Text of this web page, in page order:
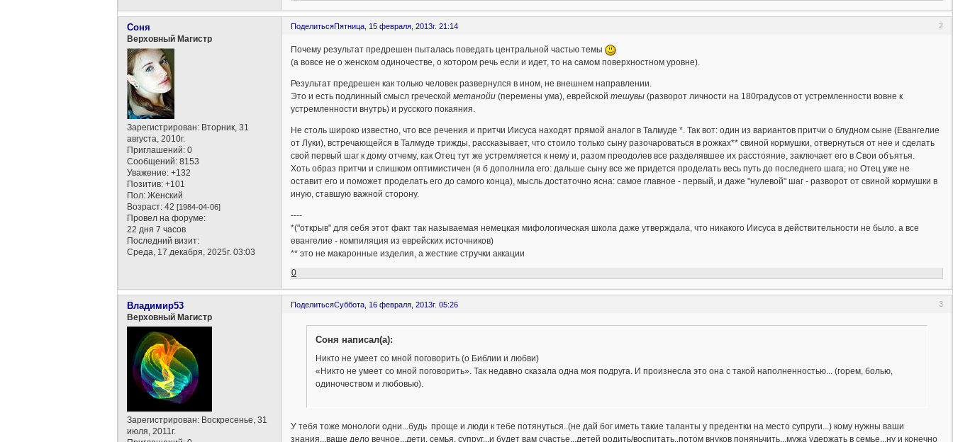
Поделиться 2
Пятница, 15 февраля, 2013г. 21:14
Соня
Верховный Магистр
Зарегистрирован: Вторник, 31
августа, 2010г.
Приглашений: 0
Сообщений: 8153
Уважение: +132
Позитив: +101
Пол: Женский
Возраст: 42[1984-04-06]
Провел на форуме:
22 дня 7 часов
Последний визит:
Среда, 17 декабря, 2025г. 03:03
Почему результат предрешен пыталась поведать центральной частью темы
(а вовсе не о женском одиночестве, о котором речь если и идет, то на самом поверхностном уровне).
Результат предрешен как только человек развернулся в ином, не внешнем направлении.
Это и есть подлинный смысл греческой метанойи(перемены ума), еврейской тешувы(разворот личности на 180градусов от устремленности вовне к
устремленности внутрь) и русского покаяния.
Не столь широко известно, что все речения и притчи Иисуса находят прямой аналог в Талмуде *. Так вот: один из вариантов притчи о блудном сыне (Евангелие
от Луки), встречающейся в Талмуде трижды, рассказывает, что стоило только сыну разочароваться в рожках** свиной кормушки, отвернуться от нее и сделать
свой первый шаг к дому отчему, как Отец тут же устремляется к нему и, разом преодолев все разделявшее их расстояние, заключает его в Свои объятья.
Хоть образ притчи и слишком оптимистичен (я б дополнила его: дальше сыну все же придется проделать весь путь до последнего шага; но Отец уже не
оставит его и поможет проделать его до самого конца), мысль достаточно ясна: самое главное - первый, и даже "нулевой" шаг - разворот от свиной кормушки в
иную, ставшую важной сторону.
----
*("открыв" для себя этот факт так называемая немецкая мифологическая школа даже утверждала, что никакого Иисуса в действительности не было. а все
евангелие - компиляция из еврейских источников)
** это не макаронные изделия, а жесткие стручки аккации
0
Поделиться 3
Суббота, 16 февраля, 2013г. 05:26
Владимир53
Верховный Магистр
Зарегистрирован: Воскресенье, 31
июля, 2011г.
Соня написал(а):
Никто не умеет со мной поговорить (о Библии и любви)
«Никто не умеет со мной поговорить». Так недавно сказала одна моя подруга. И произнесла это она с такой наполненностью... (горем, болью,
одиночеством и любовью).
У тебя тоже монологи одни...будь проще и люди к тебе потянуться..(не дай бог иметь такие таланты у предентки на место супруги...) кому нужны ваши
знания...ваше дело вечное...дети, семья, супруг...и будет вам счастье...детей родить/воспитать..потом внуков поняньчить...мужа удержать в семье...ну и конечно